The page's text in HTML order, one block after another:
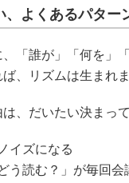
、よくあるパター
「誰が」「何を」
、リズムは生まれま
、だいたい決まって
イズになる
う読む？」が毎回会